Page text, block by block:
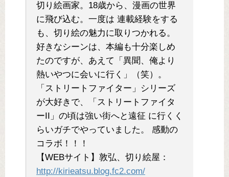
切り絵画家。18歳から、漫画の世界
に飛び込む。一度は 連載経験をする
も、切り絵の魅力に取りつかれる。
好きなシーンは、本編も十分楽しめ
たのですが、あえて「異聞、俺より
熱いやつに会いに行く」（笑）。
「ストリートファイター」シリーズ
が大好きで、「ストリートファイタ
ーII」の頃は強い街へと遠征 に行くく
らいガチでやっていました。 感動の
コラボ！！！
【WEBサイト】敦弘、切り絵屋：
http://kirieatsu.blog.fc2.com/